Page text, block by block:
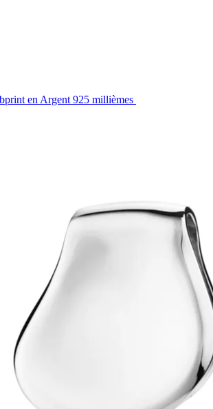
en Argent 925 millièmes